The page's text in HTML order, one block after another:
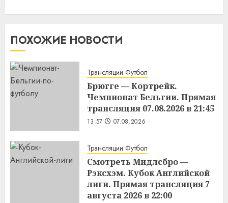
ПОХОЖИЕ НОВОСТИ
Трансляции Футбол
Брюгге — Кортрейк.
Чемпионат Бельгии. Прямая
трансляция 07.08.2026 в 21:45
13:57 07.08.2026
Трансляции Футбол
Смотреть Мидлсбро —
Рэксхэм. Кубок Английской
лиги. Прямая трансляция 7
августа 2026 в 22:00